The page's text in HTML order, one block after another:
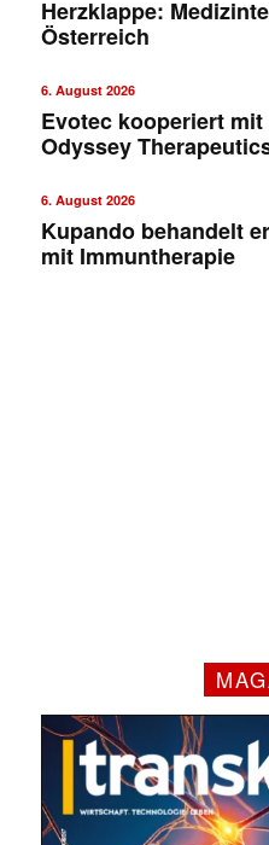
Herzklappe:
Österreich
6. August 2026
Evotec kooperiert
Odyssey
6. August 2026
Kupando behandelt
mit Immuntherapie